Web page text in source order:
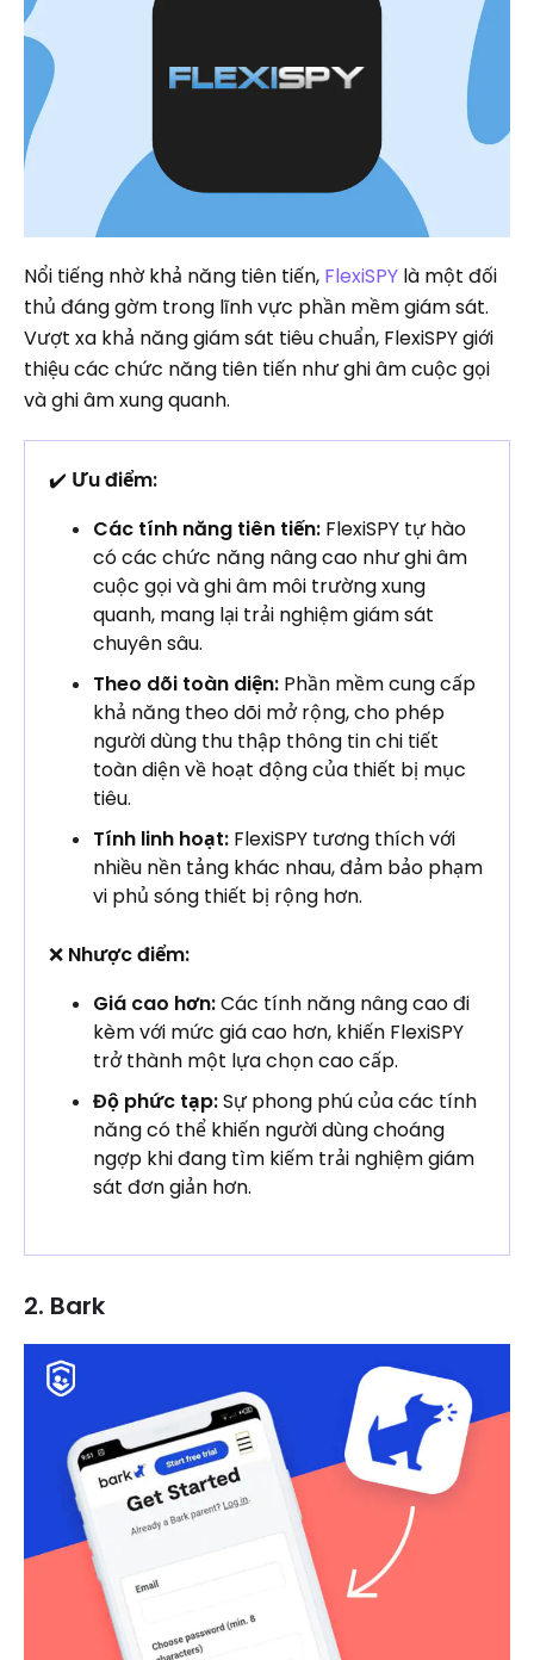
Nổi tiếng nhờ khả năng tiên tiến, FlexiSPY là một đối
thủ đáng gờm trong lĩnh vực phần mềm giám sát.
Vượt xa khả năng giám sát tiêu chuẩn, FlexiSPY giới
thiệu các chức năng tiên tiến như ghi âm cuộc gọi
và ghi âm xung quanh.
✔️ Ưu điểm:
Các tính năng tiên tiến: FlexiSPY tự hào
có các chức năng nâng cao như ghi âm
cuộc gọi và ghi âm môi trường xung
quanh, mang lại trải nghiệm giám sát
chuyên sâu.
Theo dõi toàn diện: Phần mềm cung cấp
khả năng theo dõi mở rộng, cho phép
người dùng thu thập thông tin chi tiết
toàn diện về hoạt động của thiết bị mục
tiêu.
Tính linh hoạt: FlexiSPY tương thích với
nhiều nền tảng khác nhau, đảm bảo phạm
vi phủ sóng thiết bị rộng hơn.
❌ Nhược điểm:
Giá cao hơn:Các tính năng nâng cao đi
kèm với mức giá cao hơn, khiến FlexiSPY
trở thành một lựa chọn cao cấp.
Độ phức tạp:Sự phong phú của các tính
năng có thể khiến người dùng choáng
ngợp khi đang tìm kiếm trải nghiệm giám
sát đơn giản hơn.
2. Bark